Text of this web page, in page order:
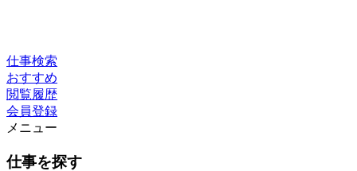
仕事検索
おすすめ
閲覧履歴
会員登録
メニュー
仕事を探す